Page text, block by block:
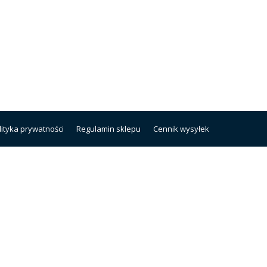
prywatności Regulamin sklepu Cennik wysyłek